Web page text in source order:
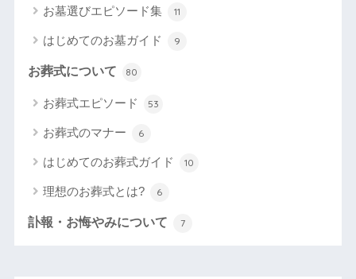
お墓選びエピソード集 11
はじめてのお墓ガイド 9
お葬式について 80
お葬式エピソード 53
お葬式のマナー 6
はじめてのお葬式ガイド 10
理想のお葬式とは? 6
訃報・お悔やみについて 7